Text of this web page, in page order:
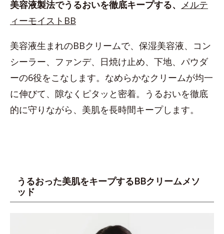
美容液製法でうるおいを徹底キープする、 メルテ
ィーモイストBB
美容液生まれのBBクリームで、保湿美容液、コン
シーラー、ファンデ、日焼け止め、下地、パウダ
ーの6役をこなします。なめらかなクリームが均一
に伸びて、隙なくピタッと密着。うるおいを徹底
的に守りながら、美肌を長時間キープします。
うるおった美肌をキープするBBクリームメソ
ッド